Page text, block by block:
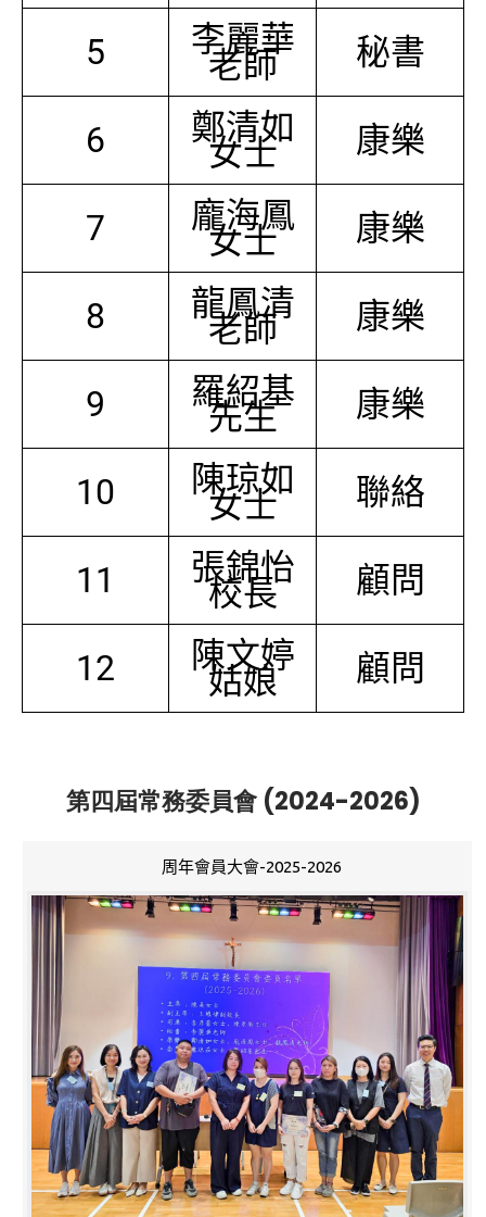
5 李麗華
老師 秘書
6 鄭清如
女士 康樂
7 龐海鳳
女士 康樂
8 龍鳳清
老師 康樂
9 羅紹基
先生 康樂
10 陳琼如
女士 聯絡
11 張錦怡
校長 顧問
12 陳文婷
姑娘 顧問
第四屆常務委員會 (2024-2026)
周年會員大會-2025-2026